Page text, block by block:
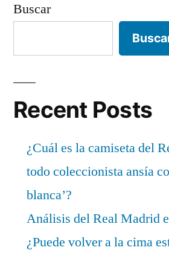
Buscar
Recent Posts
¿Cuál es la camiseta del
todo coleccionista ansía
blanca’?
Análisis del Real Madrid
¿Puede volver a la cima